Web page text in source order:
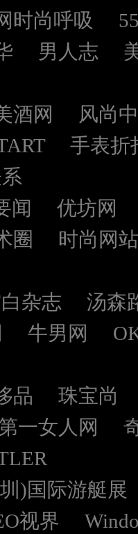
时尚呼吸
男人志
酒网
风尚
手表折
闻
优坊网
圈
时尚网站
杂志
汤森
牛男网
品
珠宝尚
一女人网
)国际游艇展
视界